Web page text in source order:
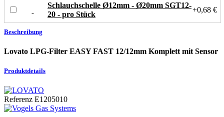
Schlauchschelle Ø12mm - Ø20mm SGT12-
20 - pro Stück
+0,68 €
Beschreibung
Lovato LPG-Filter EASY FAST 12/12mm Komplett mit Sensor
Produktdetails
Referenz E1205010